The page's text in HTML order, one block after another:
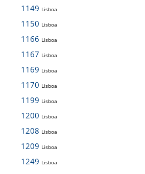
1149 Lisboa
1150 Lisboa
1166 Lisboa
1167 Lisboa
1169 Lisboa
1170 Lisboa
1199 Lisboa
1200 Lisboa
1208 Lisboa
1209 Lisboa
1249 Lisboa